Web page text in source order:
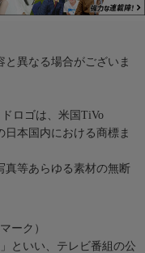
異なる場合がございま
ロゴは、米国TiVo
日本国内における商標ま
真等あらゆる素材の無断
ーク）
といい、テレビ番組の公